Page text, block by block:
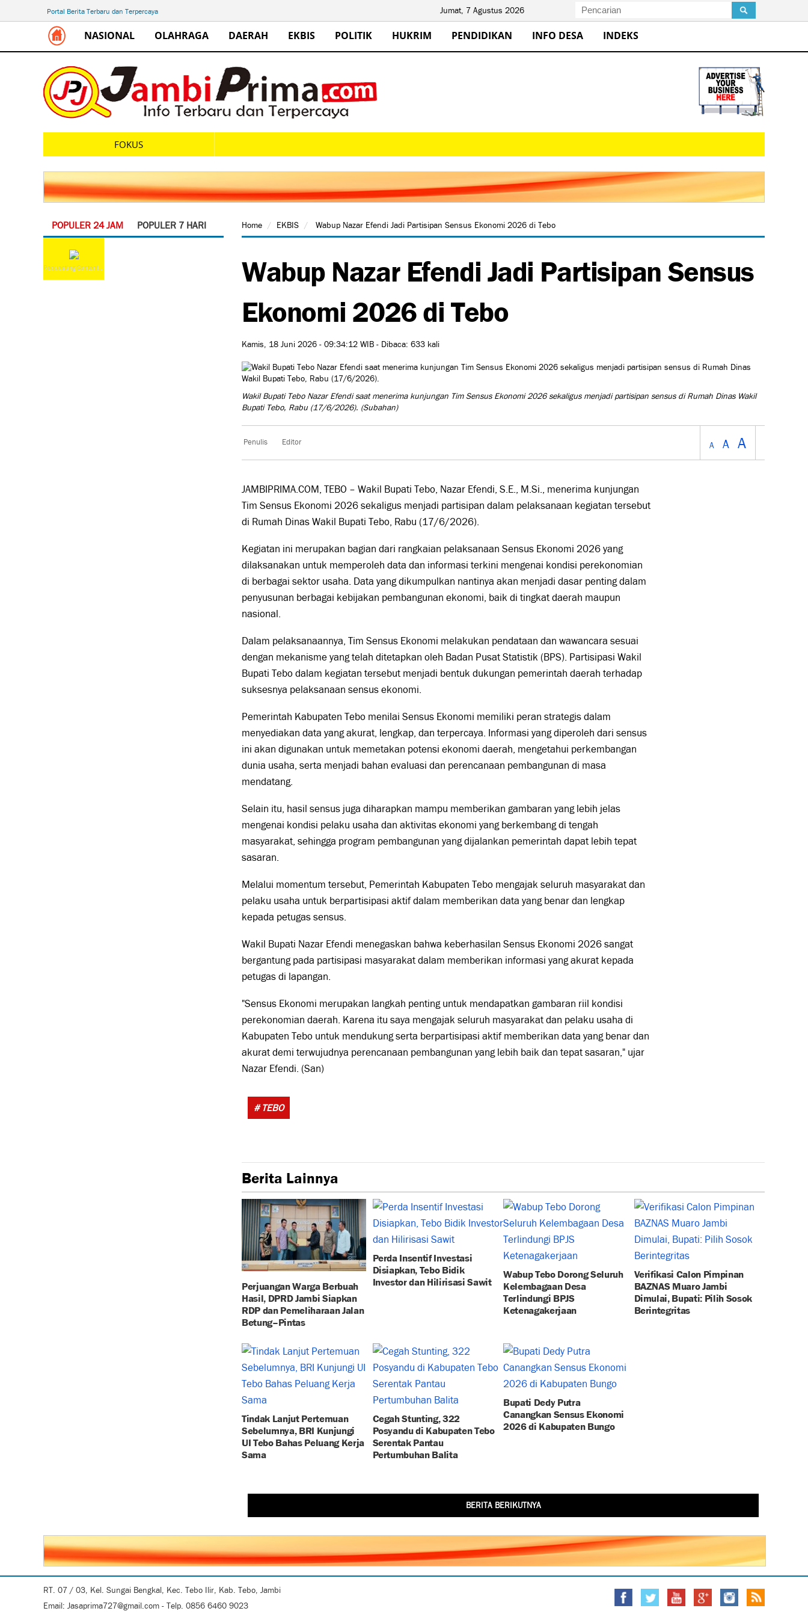
Portal Berita Terbaru dan Terpercaya Jumat, 7 Agustus 2026
NASIONAL OLAHRAGA DAERAH EKBIS POLITIK HUKRIM PENDIDIKAN INFO DESA INDEKS
FOKUS
POPULER 24 JAM POPULER 7 HARI
Requesting Content...
Home EKBIS Wabup Nazar Efendi Jadi Partisipan Sensus Ekonomi 2026 di Tebo
Wabup Nazar Efendi Jadi Partisipan Sensus
Ekonomi 2026 di Tebo
Kamis, 18 Juni 2026 - 09:34:12 WIB - Dibaca: 633 kali
Wakil Bupati Tebo Nazar Efendi saat menerima kunjungan Tim Sensus Ekonomi 2026 sekaligus menjadi partisipan sensus di Rumah Dinas Wakil
Bupati Tebo, Rabu (17/6/2026). (Subahan)
Penulis Editor A A A
JAMBIPRIMA.COM, TEBO – Wakil Bupati Tebo, Nazar Efendi, S.E., M.Si., menerima kunjungan
Tim Sensus Ekonomi 2026 sekaligus menjadi partisipan dalam pelaksanaan kegiatan tersebut
di Rumah Dinas Wakil Bupati Tebo, Rabu (17/6/2026).
Kegiatan ini merupakan bagian dari rangkaian pelaksanaan Sensus Ekonomi 2026 yang
dilaksanakan untuk memperoleh data dan informasi terkini mengenai kondisi perekonomian
di berbagai sektor usaha. Data yang dikumpulkan nantinya akan menjadi dasar penting dalam
penyusunan berbagai kebijakan pembangunan ekonomi, baik di tingkat daerah maupun
nasional.
Dalam pelaksanaannya, Tim Sensus Ekonomi melakukan pendataan dan wawancara sesuai
dengan mekanisme yang telah ditetapkan oleh Badan Pusat Statistik (BPS). Partisipasi Wakil
Bupati Tebo dalam kegiatan tersebut menjadi bentuk dukungan pemerintah daerah terhadap
suksesnya pelaksanaan sensus ekonomi.
Pemerintah Kabupaten Tebo menilai Sensus Ekonomi memiliki peran strategis dalam
menyediakan data yang akurat, lengkap, dan terpercaya. Informasi yang diperoleh dari sensus
ini akan digunakan untuk memetakan potensi ekonomi daerah, mengetahui perkembangan
dunia usaha, serta menjadi bahan evaluasi dan perencanaan pembangunan di masa
mendatang.
Selain itu, hasil sensus juga diharapkan mampu memberikan gambaran yang lebih jelas
mengenai kondisi pelaku usaha dan aktivitas ekonomi yang berkembang di tengah
masyarakat, sehingga program pembangunan yang dijalankan pemerintah dapat lebih tepat
sasaran.
Melalui momentum tersebut, Pemerintah Kabupaten Tebo mengajak seluruh masyarakat dan
pelaku usaha untuk berpartisipasi aktif dalam memberikan data yang benar dan lengkap
kepada petugas sensus.
Wakil Bupati Nazar Efendi menegaskan bahwa keberhasilan Sensus Ekonomi 2026 sangat
bergantung pada partisipasi masyarakat dalam memberikan informasi yang akurat kepada
petugas di lapangan.
"Sensus Ekonomi merupakan langkah penting untuk mendapatkan gambaran riil kondisi
perekonomian daerah. Karena itu saya mengajak seluruh masyarakat dan pelaku usaha di
Kabupaten Tebo untuk mendukung serta berpartisipasi aktif memberikan data yang benar dan
akurat demi terwujudnya perencanaan pembangunan yang lebih baik dan tepat sasaran," ujar
Nazar Efendi. (San)
# TEBO
Berita Lainnya
Perjuangan Warga Berbuah
Hasil, DPRD Jambi Siapkan
RDP dan Pemeliharaan Jalan
Betung–Pintas
Perda Insentif Investasi
Disiapkan, Tebo Bidik
Investor dan Hilirisasi Sawit
Wabup Tebo Dorong Seluruh
Kelembagaan Desa
Terlindungi BPJS
Ketenagakerjaan
Verifikasi Calon Pimpinan
BAZNAS Muaro Jambi
Dimulai, Bupati: Pilih Sosok
Berintegritas
Tindak Lanjut Pertemuan
Sebelumnya, BRI Kunjungi
UI Tebo Bahas Peluang Kerja
Sama
Cegah Stunting, 322
Posyandu di Kabupaten Tebo
Serentak Pantau
Pertumbuhan Balita
Bupati Dedy Putra
Canangkan Sensus Ekonomi
2026 di Kabupaten Bungo
BERITA BERIKUTNYA
RT. 07 / 03, Kel. Sungai Bengkal, Kec. Tebo Ilir, Kab. Tebo, Jambi
Email: Jasaprima727@gmail.com - Telp. 0856 6460 9023